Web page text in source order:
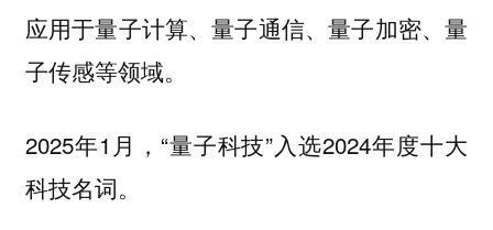
应用于量子计算、量子通信、量子加密、量
子传感等领域。
2025年1月，“量子科技”入选2024年度十大
科技名词。